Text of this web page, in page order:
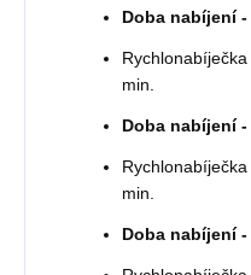
Doba nabíjení
min.
Doba nabíjení
min.
Doba nabíjení